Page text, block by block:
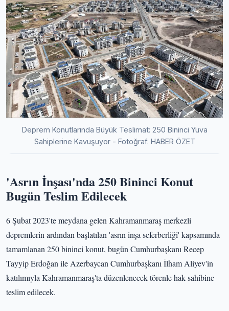
Deprem Konutlarında Büyük Teslimat: 250 Bininci Yuva
Sahiplerine Kavuşuyor - Fotoğraf: HABER ÖZET
'Asrın İnşası'nda 250 Bininci Konut
Bugün Teslim Edilecek
6 Şubat 2023'te meydana gelen Kahramanmaraş merkezli
depremlerin ardından başlatılan 'asrın inşa seferberliği' kapsamında
tamamlanan 250 bininci konut, bugün Cumhurbaşkanı Recep
Tayyip Erdoğan ile Azerbaycan Cumhurbaşkanı İlham Aliyev'in
katılımıyla Kahramanmaraş'ta düzenlenecek törenle hak sahibine
teslim edilecek.